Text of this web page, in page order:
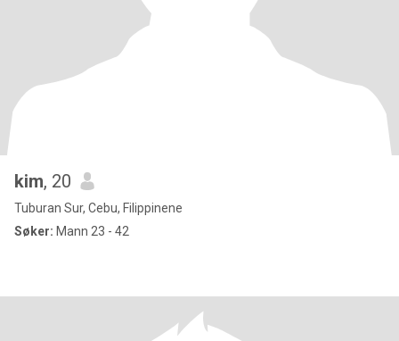
kim, 20
Tuburan Sur, Cebu, Filippinene
Søker: Mann 23 - 42